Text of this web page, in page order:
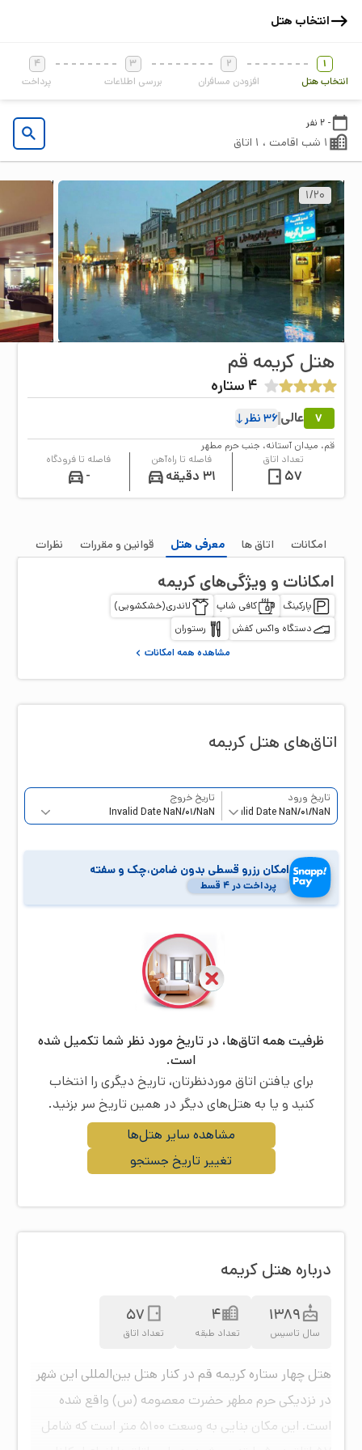
انتخاب هتل
1
انتخاب هتل
2
افزودن مسافران
3
بررسی اطلاعات
4
پرداخت
- 2 نفر
1 شب اقامت ، 1 اتاق
20
/
1
هتل کریمه قم
4ستاره
7 عالی36 نظر
قم، میدان آستانه، جنب حرم مطهر
تعداد اتاق
57
فاصله تا راه‌آهن
31 دقیقه
فاصله تا فرودگاه
-
امکانات اتاق‌ ها معرفی هتل قوانین و مقررات نظرات
امکانات و ویژگی‌هایکریمه
پارکینگ کافی شاپ
لاندری(خشکشویی)
دستگاه واکس کفش
رستوران
مشاهده همه امکانات
اتاق‌‌های هتل کریمه
تاریخ ورود تاریخ خروج
امکان رزرو قسطی بدون ضامن،چک و سفته
پرداخت در ۴ قسط
ظرفیت همه اتاق‌ها، در تاریخ مورد نظر شما تکمیل شده
است.
برای یافتن اتاق موردنظرتان، تاریخ دیگری را انتخاب
کنید و یا به هتل‌های دیگر در همین تاریخ سر بزنید.
تغییر تاریخ جستجو
مشاهده سایر هتل‌ها
درباره هتل کریمه
1389
سال تاسیس
4
تعداد طبقه
57
تعداد اتاق
هتل چهار ستاره کریمه قم در کنار هتل بین‌المللی این شهر
در نزدیکی حرم مطهر حضرت معصومه (س) واقع شده
است. این مکان بنایی به وسعت 5100 متر است که شامل